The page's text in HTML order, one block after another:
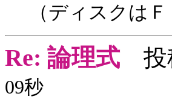
（ディスクは
Re: 論理式 投
09秒